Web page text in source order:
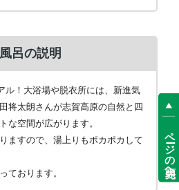
呂の説明
！大浴場や脱衣所には、新進気
将太朗さんが志賀高原の自然と四
な空間が広がります。
ますので、湯上りもポカポカして
ております。
ページの先頭へ